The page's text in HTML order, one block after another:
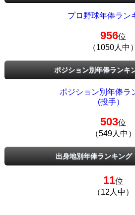
プロ野球年俸ラン
956位
（1050人中）
ポジション別年俸ランキ
ポジション別年俸ラ
(投手）
503位
（549人中）
出身地別年俸ランキング
11位
（12人中）